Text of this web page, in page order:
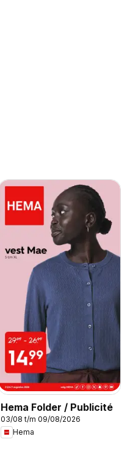
Hema Folder / Publicité
03/08 t/m 09/08/2026
Hema